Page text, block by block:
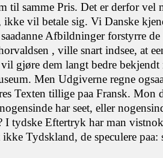
til samme Pris. Det er derfor
ikke vil betale sig. Vi Danske
Afbildninger forstyrre
, ville snart indsee, at
gjøre dem langt bedre
Men Udgiverne regne
Texten tillige paa Fransk. Mon
har seet, eller
I tydske Eftertryk har man
Tydskland, de speculere paa: